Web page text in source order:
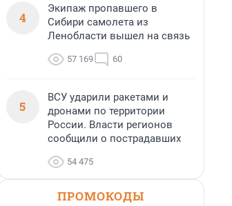
4
Экипаж пропавшего в
Сибири самолета из
Ленобласти вышел на связь
57 169 60
5
ВСУ ударили ракетами и
дронами по территории
России. Власти регионов
сообщили о пострадавших
54 475
ПРОМОКОДЫ